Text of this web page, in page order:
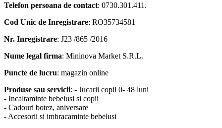
Telefon persoana de contact: 0730.301.411.
Cod Unic de Inregistrare: RO35734581
Nr. Inregistrare: J23 /865 /2016
Nume legal firma: Mininova Market S.R.L.
Puncte de lucru: magazin online
Produse sau servicii: - Jucarii copii 0- 48 luni
- Incaltaminte bebelusi si copii
- Cadouri botez, aniversare
- Accesorii si imbracaminte bebelusi